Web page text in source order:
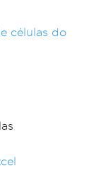
células do